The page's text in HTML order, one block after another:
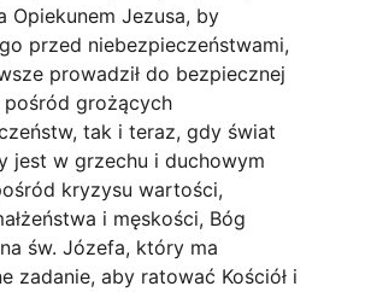
Opiekunem Jezusa, by
przed niebezpieczeństwami,
prowadził do bezpiecznej
pośród grożących
tak i teraz, gdy świat
jest w grzechu i duchowym
kryzysu wartości,
i męskości, Bóg
św. Józefa, który ma
zadanie, aby ratować Kościół i